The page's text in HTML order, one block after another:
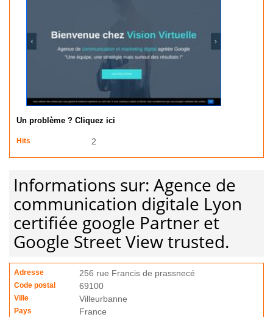
Un problème ? Cliquez ici
Hits 2
Informations sur: Agence de
communication digitale Lyon
certifiée google Partner et
Google Street View trusted.
Adresse 256 rue Francis de prassnecé
Code postal 69100
Ville Villeurbanne
Pays France